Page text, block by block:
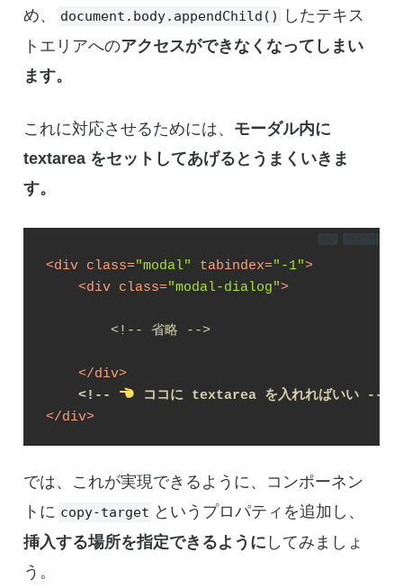
め、
document.body.appendChild()
したテキス
トエリアへのアクセスができなくなってしまい
ます。
これに対応させるためには、 モーダル内に
textarea をセットしてあげるとうまくいきま
す。
<div class="modal" tabindex="-1">
<div class="modal-dialog">
<!-- 省略 -->
</div>
<!--
ココに textarea を入れればいい -->
</div>
では、これが実現できるように、コンポーネン
トに copy-target というプロパティを追加し、
挿入する場所を指定できるように してみましょ
う。